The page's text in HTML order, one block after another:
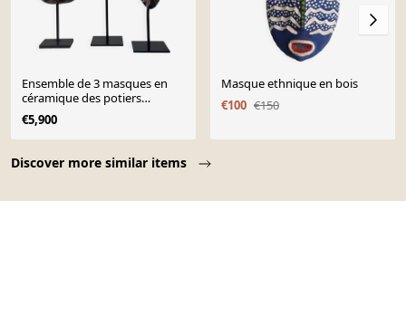
Discover more similar items
Ensemble de 3 masques en
céramique des potiers
d’Accolay
€5,900
Masque ethnique en bois
€100 €150